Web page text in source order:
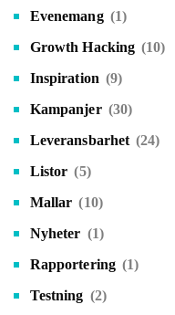
Evenemang (1)
Growth Hacking (10)
Inspiration (9)
Kampanjer (30)
Leveransbarhet (24)
Listor (5)
Mallar (10)
Nyheter (1)
Rapportering (1)
Testning (2)